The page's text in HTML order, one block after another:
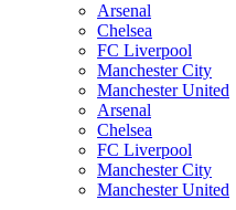
Arsenal
Chelsea
FC Liverpool
Manchester City
Manchester United
Arsenal
Chelsea
FC Liverpool
Manchester City
Manchester United